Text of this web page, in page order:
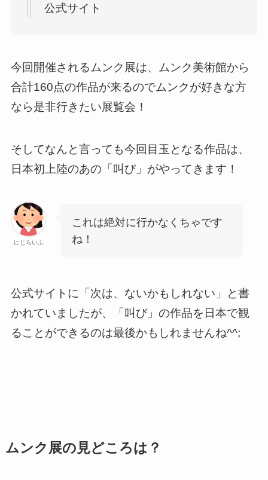
公式サイト
今回開催されるムンク展は、ムンク美術館から
合計160点の作品が来るのでムンクが好きな方
なら是非行きたい展覧会！
そしてなんと言っても今回目玉となる作品は、
日本初上陸のあの「叫び」がやってきます！
にじらいふ
これは絶対に行かなくちゃです
ね！
公式サイトに「次は、ないかもしれない」と書
かれていましたが、「叫び」の作品を日本で観
ることができるのは最後かもしれませんね^^;
ムンク展の見どころは？